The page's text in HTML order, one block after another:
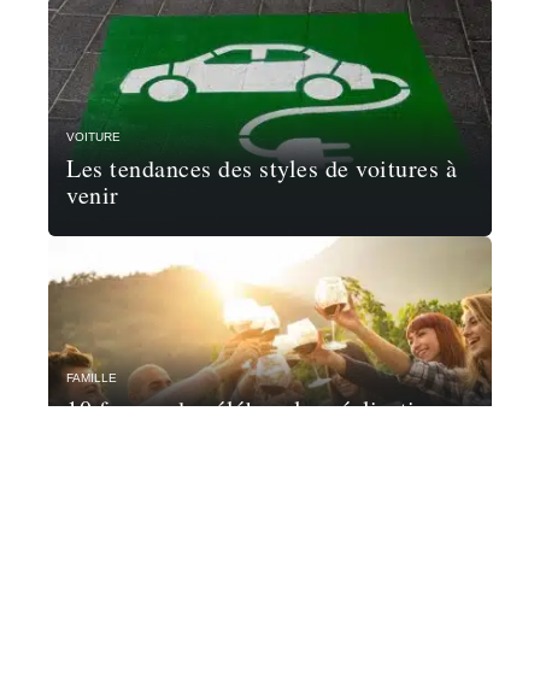
VOITURE
Les tendances des styles de voitures à
venir
FAMILLE
10 façons de célébrer les réalisations